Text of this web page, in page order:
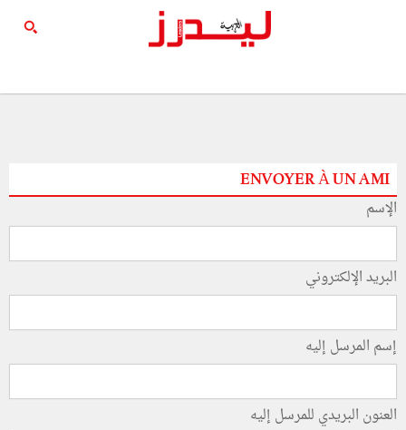
ENVOYER À UN AMI
الإسم
البريد الإلكتروني
إسم المرسل إليه
العنون البريدي للمرسل إليه